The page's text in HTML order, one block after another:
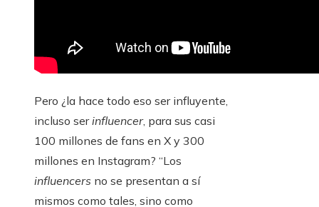
Pero ¿la hace todo eso ser influyente,
incluso serinfluencer, para sus casi
100 millones de fans en X y 300
millones en Instagram? “Los
influencers no se presentan a sí
mismos como tales, sino como